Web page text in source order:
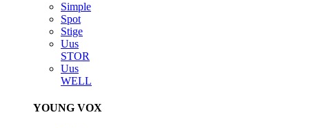
Simple
Spot
Stige
Uus
STOR
Uus
WELL
YOUNG VOX